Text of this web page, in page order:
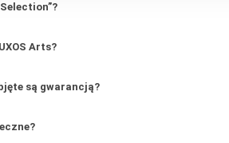
Arts?
są gwarancją?